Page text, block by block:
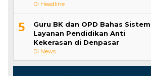
Di Headline
5
Guru BK dan OPD Bahas Sistem
Layanan Pendidikan Anti
Kekerasan di Denpasar
Di News